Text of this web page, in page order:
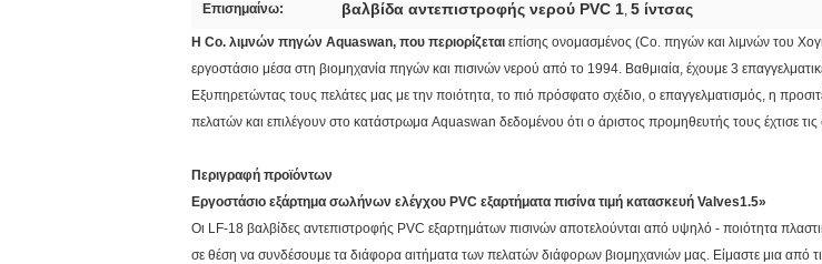
Επισημαίνω: βαλβίδα αντεπιστροφής νερού PVC 1, 5 ίντσας
Η Co. λιμνών πηγών Aquaswan, που περιορίζεται επίσης ονομασμένος (Co. πηγών και λιμνών του
εργοστάσιο μέσα στη βιομηχανία πηγών και πισινών νερού από το 1994. Βαθμιαία, έχουμε 3
Εξυπηρετώντας τους πελάτες μας με την ποιότητα, το πιό πρόσφατο σχέδιο, ο επαγγελματισμός, η
πελατών και επιλέγουν στο κατάστρωμα Aquaswan δεδομένου ότι ο άριστος προμηθευτής τους έχτισε
Περιγραφή προϊόντων
Εργοστάσιο εξάρτημα σωλήνων ελέγχου PVC εξαρτήματα πισίνα τιμή κατασκευή Valves1.5»
Οι LF-18 βαλβίδες αντεπιστροφής PVC εξαρτημάτων πισινών αποτελούνται από υψηλό - ποιότητα
σε θέση να συνδέσουμε τα διάφορα αιτήματα των πελατών διάφορων βιομηχανιών μας. Είμαστε μια